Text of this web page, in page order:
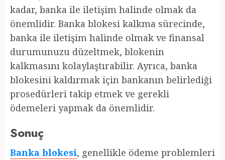
kadar, banka ile iletişim halinde olmak da
önemlidir. Banka blokesi kalkma sürecinde,
banka ile iletişim halinde olmak ve finansal
durumunuzu düzeltmek, blokenin
kalkmasını kolaylaştırabilir. Ayrıca, banka
blokesini kaldırmak için bankanın belirlediği
prosedürleri takip etmek ve gerekli
ödemeleri yapmak da önemlidir.
Sonuç
Banka blokesi, genellikle ödeme problemleri